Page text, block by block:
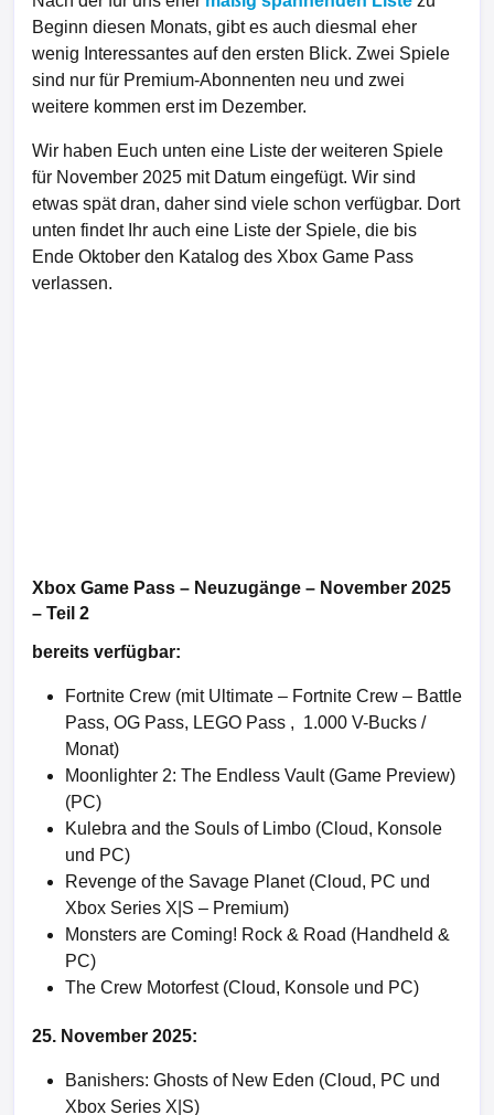
Beginn diesen Monats, gibt es auch diesmal eher
wenig Interessantes auf den ersten Blick. Zwei Spiele
sind nur für Premium-Abonnenten neu und zwei
weitere kommen erst im Dezember.
Wir haben Euch unten eine Liste der weiteren Spiele
für November 2025 mit Datum eingefügt. Wir sind
etwas spät dran, daher sind viele schon verfügbar. Dort
unten findet Ihr auch eine Liste der Spiele, die bis
Ende Oktober den Katalog des Xbox Game Pass
verlassen.
Xbox Game Pass – Neuzugänge – November 2025
– Teil 2
bereits verfügbar:
Fortnite Crew (mit Ultimate – Fortnite Crew – Battle
Pass, OG Pass, LEGO Pass , 1.000 V-Bucks /
Monat)
Moonlighter 2: The Endless Vault (Game Preview)
(PC)
Kulebra and the Souls of Limbo (Cloud, Konsole
und PC)
Revenge of the Savage Planet (Cloud, PC und
Xbox Series X|S – Premium)
Monsters are Coming! Rock & Road (Handheld &
PC)
The Crew Motorfest (Cloud, Konsole und PC)
25. November 2025:
Banishers: Ghosts of New Eden (Cloud, PC und
Xbox Series X|S)